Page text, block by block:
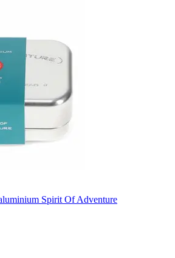
Spirit Of Adventure